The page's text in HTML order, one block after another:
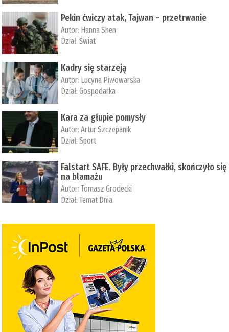
Pekin ćwiczy atak, Tajwan – przetrwanie
Autor: ­Hanna Shen
Dział:Świat
Kadry się starzeją
Autor: Lucyna Piwowarska
Dział:Gospodarka
Kara za głupie pomysły
Autor:Artur Szczepanik
Dział:Sport
Falstart SAFE. Były przechwałki, skończyło się
na blamażu
Autor:Tomasz Grodecki
Dział:Temat Dnia